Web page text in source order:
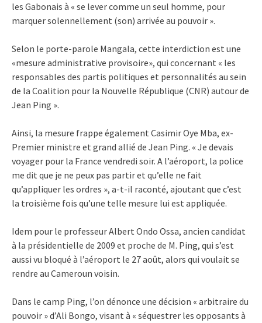
les Gabonais à « se lever comme un seul homme, pour
marquer solennellement (son) arrivée au pouvoir ».
Selon le porte-parole Mangala, cette interdiction est une
«mesure administrative provisoire», qui concernant « les
responsables des partis politiques et personnalités au sein
de la Coalition pour la Nouvelle République (CNR) autour de
Jean Ping ».
Ainsi, la mesure frappe également Casimir Oye Mba, ex-
Premier ministre et grand allié de Jean Ping. « Je devais
voyager pour la France vendredi soir. A l’aéroport, la police
me dit que je ne peux pas partir et qu’elle ne fait
qu’appliquer les ordres », a-t-il raconté, ajoutant que c’est
la troisième fois qu’une telle mesure lui est appliquée.
Idem pour le professeur Albert Ondo Ossa, ancien candidat
à la présidentielle de 2009 et proche de M. Ping, qui s’est
aussi vu bloqué à l’aéroport le 27 août, alors qui voulait se
rendre au Cameroun voisin.
Dans le camp Ping, l’on dénonce une décision « arbitraire du
pouvoir » d’Ali Bongo, visant à « séquestrer les opposants à